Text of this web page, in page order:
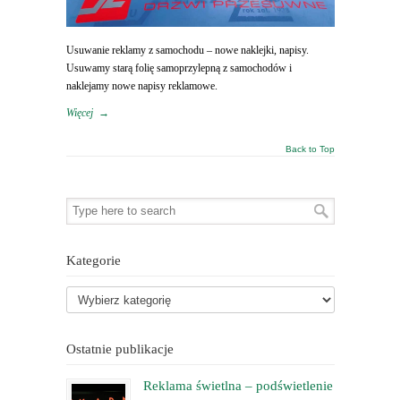
Usuwanie reklamy z samochodu – nowe naklejki, napisy.
Usuwamy starą folię samoprzylepną z samochodów i
naklejamy nowe napisy reklamowe.
Więcej →
Back to Top
Kategorie
Ostatnie publikacje
Reklama świetlna – podświetlenie